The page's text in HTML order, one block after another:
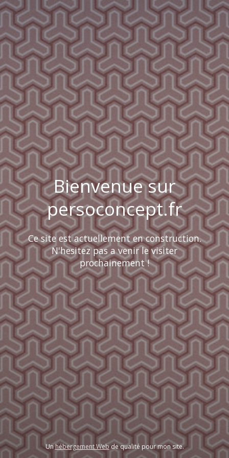
Bienvenue sur
persoconcept.fr
Ce site est actuellement en construction.
N'hesitez pas a venir le visiter
prochainement !
Unhébergement Webde qualité pour mon site.